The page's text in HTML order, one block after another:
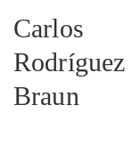
Carlos
Rodríguez
Braun